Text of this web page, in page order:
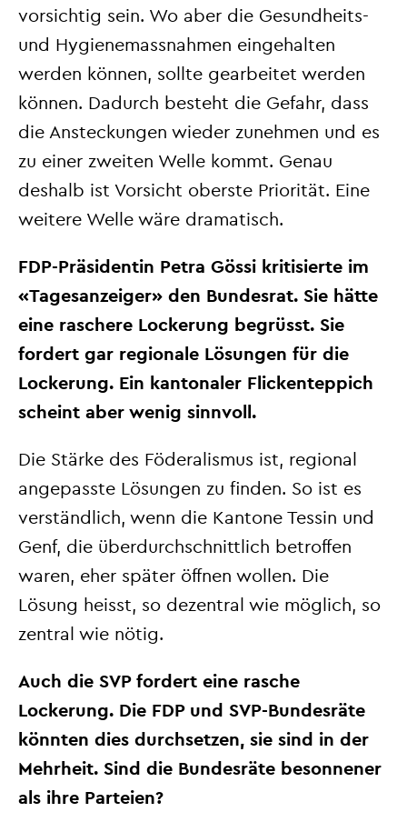
vorsichtig sein. Wo aber die Gesundheits-
und Hygienemassnahmen eingehalten
werden können, sollte gearbeitet werden
können. Dadurch besteht die Gefahr, dass
die Ansteckungen wieder zunehmen und es
zu einer zweiten Welle kommt. Genau
deshalb ist Vorsicht oberste Priorität. Eine
weitere Welle wäre dramatisch.
FDP-Präsidentin Petra Gössi kritisierte im
«Tagesanzeiger» den Bundesrat. Sie hätte
eine raschere Lockerung begrüsst. Sie
fordert gar regionale Lösungen für die
Lockerung. Ein kantonaler Flickenteppich
scheint aber wenig sinnvoll.
Die Stärke des Föderalismus ist, regional
angepasste Lösungen zu finden. So ist es
verständlich, wenn die Kantone Tessin und
Genf, die überdurchschnittlich betroffen
waren, eher später öffnen wollen. Die
Lösung heisst, so dezentral wie möglich, so
zentral wie nötig.
Auch die SVP fordert eine rasche
Lockerung. Die FDP und SVP-Bundesräte
könnten dies durchsetzen, sie sind in der
Mehrheit. Sind die Bundesräte besonnener
als ihre Parteien?